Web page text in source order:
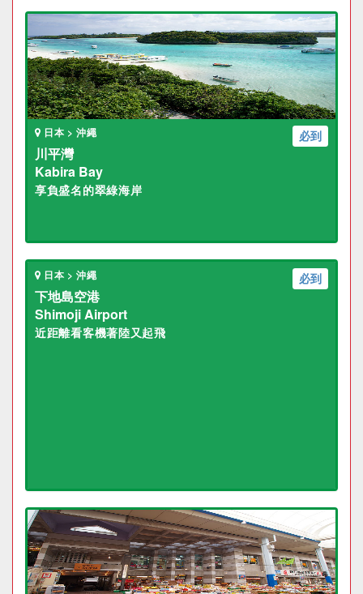
必到
日本 > 沖繩
川平灣
Kabira Bay
享負盛名的翠綠海岸
必到
日本 > 沖繩
下地島空港
Shimoji Airport
近距離看客機著陸又起飛